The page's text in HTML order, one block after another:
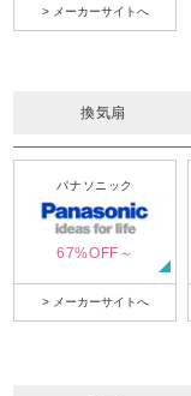
> メーカーサイトへ
換気扇
パナソニック
67%OFF～
> メーカーサイトへ